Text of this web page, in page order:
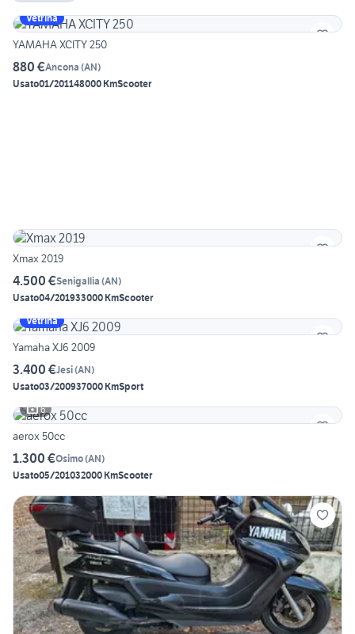
Vetrina
YAMAHA XCITY 250
880 €Ancona (AN)
Usato01/201148000 KmScooter
Xmax 2019
4.500 €Senigallia (AN)
Usato04/201933000 KmScooter
Vetrina
Yamaha XJ6 2009
3.400 €Jesi(AN)
Usato03/200937000 KmSport
6
aerox 50cc
1.300 €Osimo(AN)
Usato05/201032000 KmScooter